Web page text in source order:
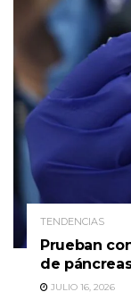
TENDENCIAS
Prueban
de
JULIO 16, 2026